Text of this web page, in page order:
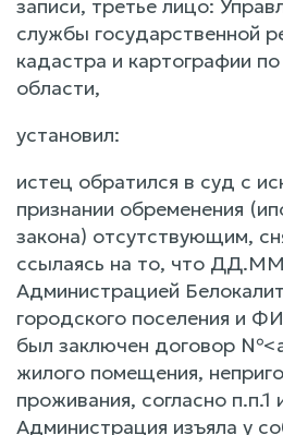
записи, третье лицо:
службы государственной
кадастра и картографии
области,
установил:
истец обратился в суд с
признании обременения
закона) отсутствующим,
ссылаясь на то, что
Администрацией
городского поселения и
был заключен договор
жилого помещения,
проживания, согласно п.п.1
Администрация изъяла у